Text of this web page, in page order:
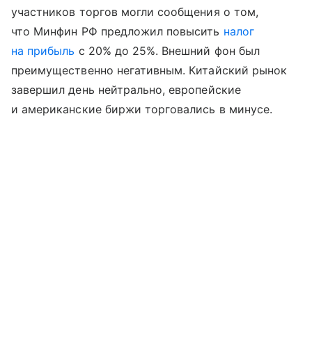
участников торгов могли сообщения о том,
что Минфин РФ предложил повысить налог
на прибыль с 20% до 25%. Внешний фон был
преимущественно негативным. Китайский рынок
завершил день нейтрально, европейские
и американские биржи торговались в минусе.